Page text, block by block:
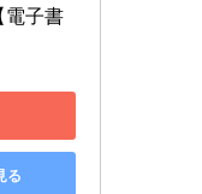
電子書
る